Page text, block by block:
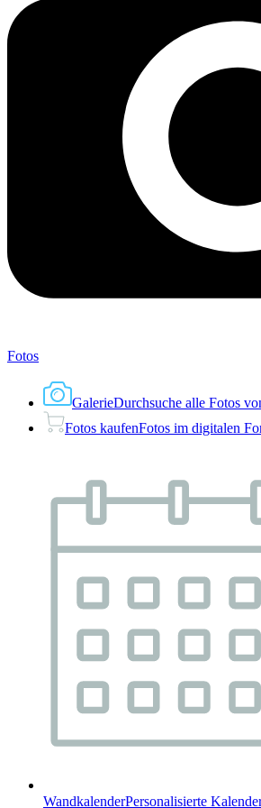
Fotos
GalerieDurchsuche alle Fotos
Fotos kaufenFotos im digitalen
WandkalenderPersonalisierte